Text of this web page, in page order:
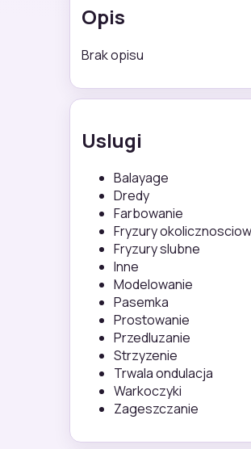
Opis
Brak opisu
Uslugi
Balayage
Dredy
Farbowanie
Fryzury
Fryzury slubne
Inne
Modelowanie
Pasemka
Prostowanie
Przedluzanie
Strzyzenie
Trwala ondulacja
Warkoczyki
Zageszczanie